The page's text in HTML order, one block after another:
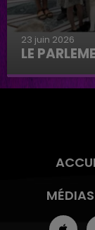
23 juin 2026
LE
Le
MÉDIAS